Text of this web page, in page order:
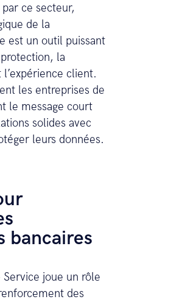
ce secteur,
de la
est un outil puissant
la
client.
les entreprises de
le message court
solides avec
leurs données.
bancaires
Service joue un rôle
des